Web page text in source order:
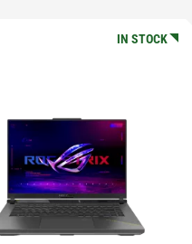
IN STOCK